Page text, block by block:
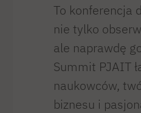
To konferencja
nie tylko
ale naprawdę
Summit PJAIT
naukowców,
biznesu i